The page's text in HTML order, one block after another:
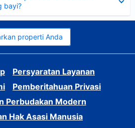
bayi?
properti Anda
Persyaratan Layanan
Pemberitahuan Privasi
Perbudakan Modern
Hak Asasi Manusia